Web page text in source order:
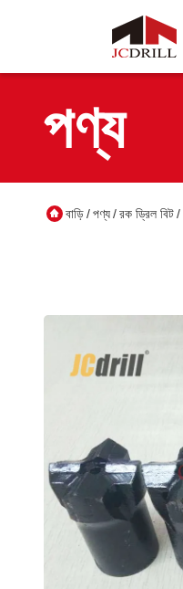
পণ্য
বাড়ি/পণ্য/রক ড্রিল বিট/